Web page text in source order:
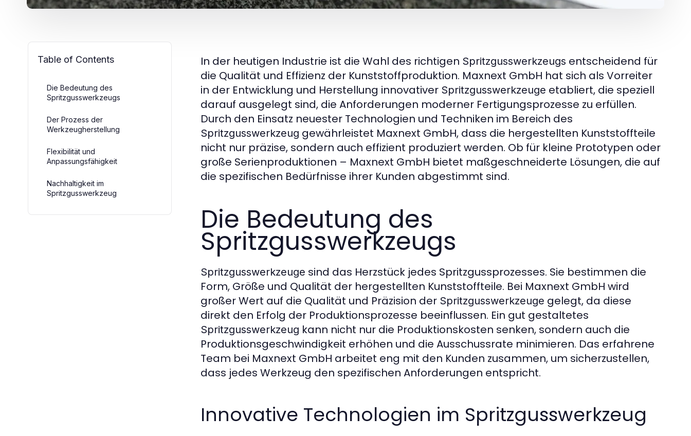
Table of Contents
Die Bedeutung des
Spritzgusswerkzeugs
Der Prozess der
Werkzeugherstellung
Flexibilität und
Anpassungsfähigkeit
Nachhaltigkeit im
Spritzgusswerkzeug
In der heutigen Industrie ist die Wahl des richtigen Spritzgusswerkzeugs entscheidend für
die Qualität und Effizienz der Kunststoffproduktion. Maxnext GmbH hat sich als Vorreiter
in der Entwicklung und Herstellung innovativer Spritzgusswerkzeuge etabliert, die speziell
darauf ausgelegt sind, die Anforderungen moderner Fertigungsprozesse zu erfüllen.
Durch den Einsatz neuester Technologien und Techniken im Bereich des
Spritzgusswerkzeug gewährleistet Maxnext GmbH, dass die hergestellten Kunststoffteile
nicht nur präzise, sondern auch effizient produziert werden. Ob für kleine Prototypen oder
große Serienproduktionen – Maxnext GmbH bietet maßgeschneiderte Lösungen, die auf
die spezifischen Bedürfnisse ihrer Kunden abgestimmt sind.
Die Bedeutung des
Spritzgusswerkzeugs
Spritzgusswerkzeuge sind das Herzstück jedes Spritzgussprozesses. Sie bestimmen die
Form, Größe und Qualität der hergestellten Kunststoffteile. Bei Maxnext GmbH wird
großer Wert auf die Qualität und Präzision der Spritzgusswerkzeuge gelegt, da diese
direkt den Erfolg der Produktionsprozesse beeinflussen. Ein gut gestaltetes
Spritzgusswerkzeug kann nicht nur die Produktionskosten senken, sondern auch die
Produktionsgeschwindigkeit erhöhen und die Ausschussrate minimieren. Das erfahrene
Team bei Maxnext GmbH arbeitet eng mit den Kunden zusammen, um sicherzustellen,
dass jedes Werkzeug den spezifischen Anforderungen entspricht.
Innovative Technologien im Spritzgusswerkzeug